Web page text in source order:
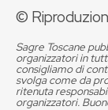
©
Sagre Toscane
organizzatori in
consigliamo di
svolga come da
ritenuta
organizzatori.